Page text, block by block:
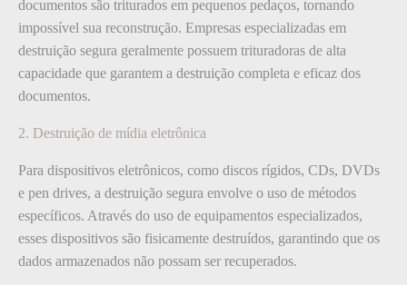
documentos são triturados em pequenos pedaços, tornando
impossível sua reconstrução. Empresas especializadas em
destruição segura geralmente possuem trituradoras de alta
capacidade que garantem a destruição completa e eficaz dos
documentos.
2. Destruição de mídia eletrônica
Para dispositivos eletrônicos, como discos rígidos, CDs, DVDs
e pen drives, a destruição segura envolve o uso de métodos
específicos. Através do uso de equipamentos especializados,
esses dispositivos são fisicamente destruídos, garantindo que os
dados armazenados não possam ser recuperados.